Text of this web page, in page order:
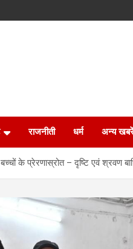
राजनीती धर्म अन्य
के प्रेरणास्रोत – दृष्टि एवं श्रवण